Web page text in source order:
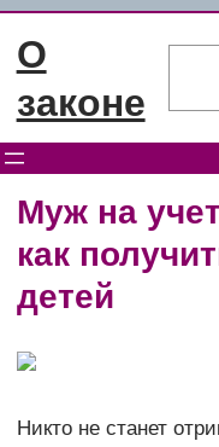
Перейти
О
законе
Муж на
как
детей
Никто не станет